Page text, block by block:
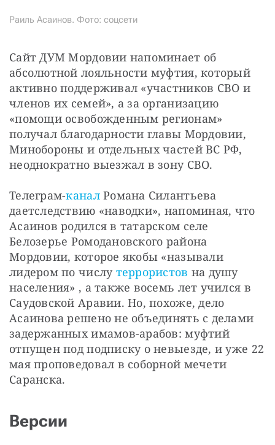
Раиль Асаинов. Фото: соцсети
Сайт ДУМ Мордовии напоминает об
абсолютной лояльности муфтия, который
активно поддерживал «участников СВО и
членов их семей», а за организацию
«помощи освобожденным регионам»
получал благодарности главы Мордовии,
Минобороны и отдельных частей ВС РФ,
неоднократно выезжал в зону СВО.
Телеграм-канал Романа Силантьева
даетследствию «наводки», напоминая, что
Асаинов родился в татарском селе
Белозерье Ромодановского района
Мордовии, которое якобы «называли
лидером по числу террористов на душу
населения» , а также восемь лет учился в
Саудовской Аравии. Но, похоже, дело
Асаинова решено не объединять с делами
задержанных имамов-арабов: муфтий
отпущен под подписку о невыезде, и уже 22
мая проповедовал в соборной мечети
Саранска.
Версии